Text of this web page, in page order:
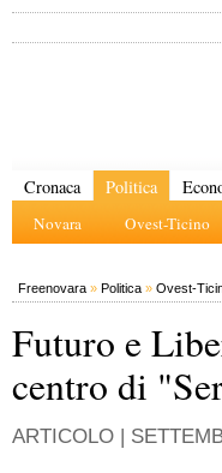
Cronaca Politica
Novara Ovest-Ticino
Freenovara » Politica » Ovest-
Futuro e
centro di
ARTICOLO |